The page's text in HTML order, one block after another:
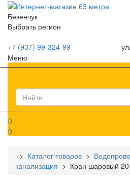
Безенчук
Выбрать регион
+7 (937) 99-324-99
Меню
0
0
> Каталог товаров >
канализация > Кран шаровый